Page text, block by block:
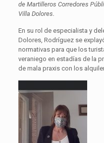
de Martilleros Corredores
Villa Dolores.
En su rol de especialista y
Dolores, Rodríguez se
normativas para que los
veraniego en estadías de la
de mala praxis con los